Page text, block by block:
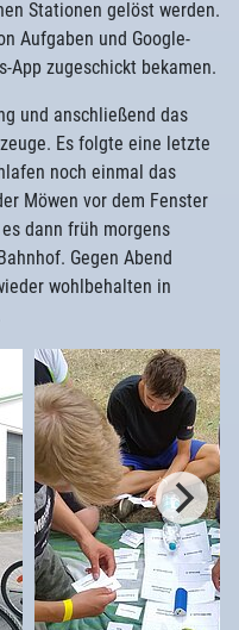
Stationen gelöst werden.
Aufgaben und Google-
App zugeschickt bekamen.
und anschließend das
Es folgte eine letzte
noch einmal das
Möwen vor dem Fenster
dann früh morgens
Gegen Abend
wohlbehalten in